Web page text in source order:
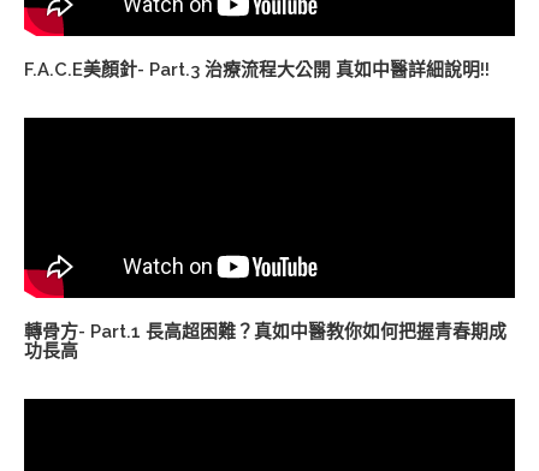
F.A.C.E美顏針- Part.3 治療流程大公開 真如中醫詳細說明!!
轉骨方- Part.1 長高超困難？真如中醫教你如何把握青春期成
功長高